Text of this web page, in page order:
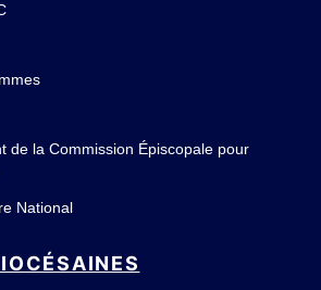
de la Commission Épiscopale pour
National